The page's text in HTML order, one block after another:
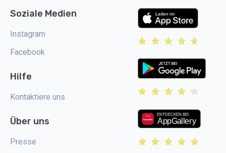
Soziale Medien
Instagram
Facebook
Hilfe
Kontaktiere uns
Über uns
Presse